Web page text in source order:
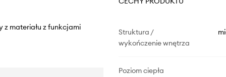
z materiału z funkcjami
Struktura /
wykończenie wnętrza
Poziom ciepła